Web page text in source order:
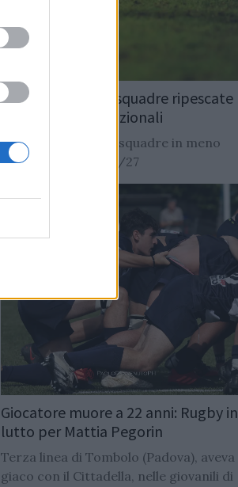
Rugby: Record di squadre ripescate
nei campionati nazionali
Si stimano oltre 20 squadre in meno
dalla stagione 2026/27
Giocatore muore a 22 anni: Rugby in
lutto per Mattia Pegorin
Terza linea di Tombolo (Padova), aveva
giaco con il Cittadella, nelle giovanili di